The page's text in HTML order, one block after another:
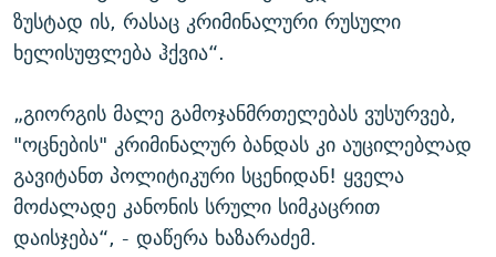
ზუსტად ის, რასაც კრიმინალური რუსული
ხელისუფლება ჰქვია“.
„გიორგის მალე გამოჯანმრთელებას ვუსურვებ,
"ოცნების" კრიმინალურ ბანდას კი აუცილებლად
გავიტანთ პოლიტიკური სცენიდან! ყველა
მოძალადე კანონის სრული სიმკაცრით
დაისჯება“, - დაწერა ხაზარაძემ.